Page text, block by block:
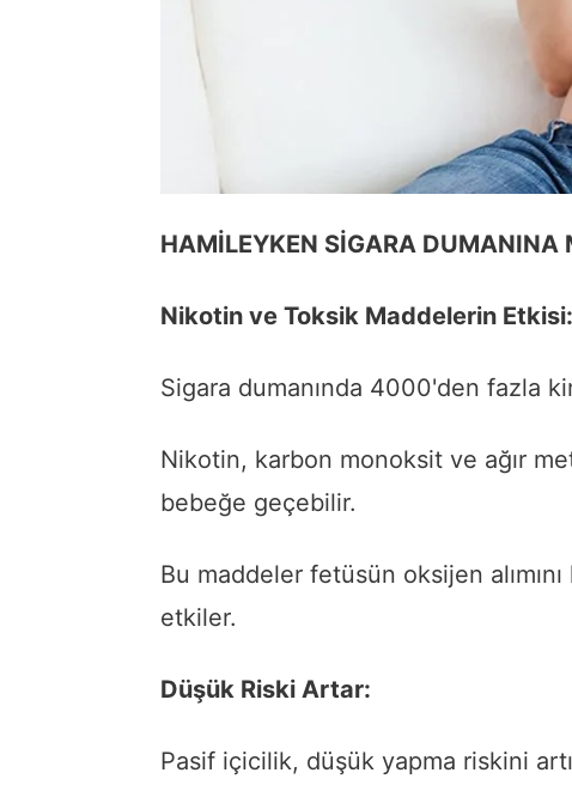
HAMİLEYKEN SİGARA DUMANINA
Nikotin ve Toksik Maddelerin Etkisi:
Sigara dumanında 4000'den fazla
Nikotin, karbon monoksit ve ağır
bebeğe geçebilir.
Bu maddeler fetüsün oksijen
etkiler.
Düşük Riski Artar:
Pasif içicilik, düşük yapma riskini